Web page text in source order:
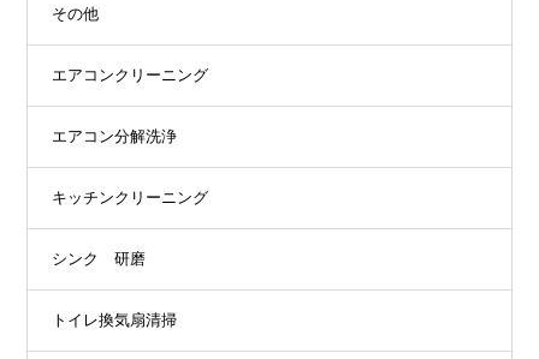
その他
エアコンクリーニング
エアコン分解洗浄
キッチンクリーニング
シンク 研磨
トイレ換気扇清掃